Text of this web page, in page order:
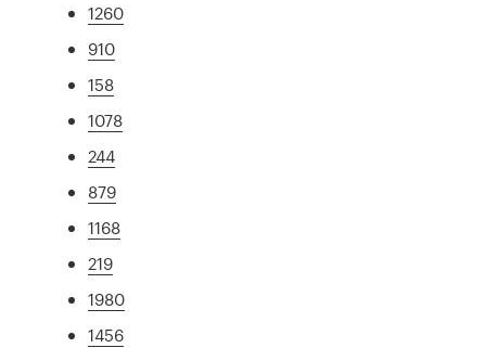
1260
910
158
1078
244
879
1168
219
1980
1456